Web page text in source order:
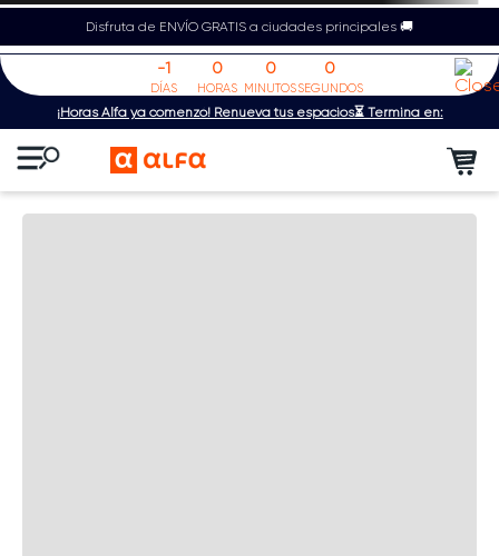
Disfruta de ENVÍO GRATIS a ciudades principales 🚚
¡Horas Alfa ya comenzó! Renueva tus espacios⏳ Termina en:
-1
DÍAS
0
HORAS
0
MINUTOS
0
SEGUNDOS